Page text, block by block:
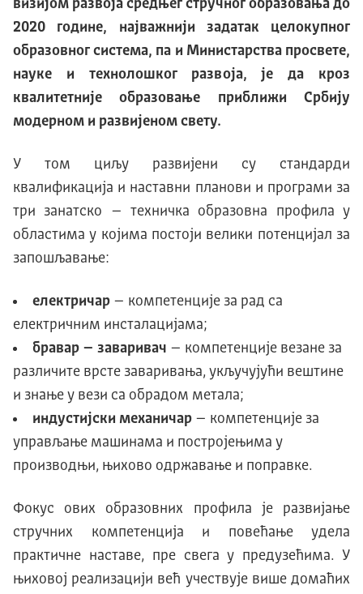
визијом развоја средњег стручног образовања дo
2020 године, најважнији задатак
целокупног
образовног система, па и Министарства просвете,
науке и технолошког развоја, је да кроз
квалитетније образовање приближи Србију
модерном и развијеном свету.
У том циљу развијени су стандарди
квалификација и наставни планови и програми за
три занатско – техничка образовна профила у
областима у којима постоји велики потенцијал за
запошљавање:
електричар – компетенције за рад са
електричним инсталацијама;
бравар – заваривач – компетенције везане за
различите врсте заваривања, укључујући вештине
и знање у вези са обрадом метала;
индустијски механичар – компетенције за
управљање машинама и постројењима у
производњи, њихово одржавање и поправке.
Фокус ових образовних профила је развијање
стручних компетенција и повећање удела
практичне наставе, пре свега у предузећима. У
њиховој реализацији већ учествује више домаћих